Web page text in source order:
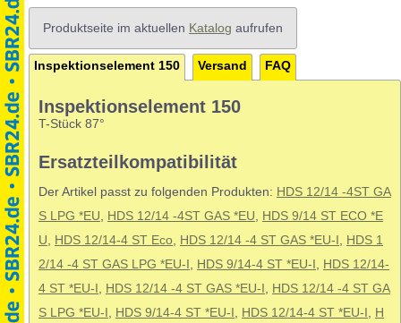
Produktseite im aktuellen Katalog aufrufen
Inspektionselement 150 Versand FAQ
Inspektionselement 150
T-Stück 87°
Ersatzteilkompatibilität
Der Artikel passt zu folgenden Produkten: HDS 12/14 -4ST GA
S LPG *EU, HDS 12/14 -4ST GAS *EU, HDS 9/14 ST ECO *E
U, HDS 12/14-4 ST Eco, HDS 12/14 -4 ST GAS *EU-I , HDS 1
2/14 -4 ST GAS LPG *EU-I , HDS 9/14-4 ST *EU-I , HDS 12/14-
4 ST *EU-I , HDS 12/14 -4 ST GAS *EU-I , HDS 12/14 -4 ST GA
S LPG *EU-I , HDS 9/14-4 ST *EU-I , HDS 12/14-4 ST *EU-I , H